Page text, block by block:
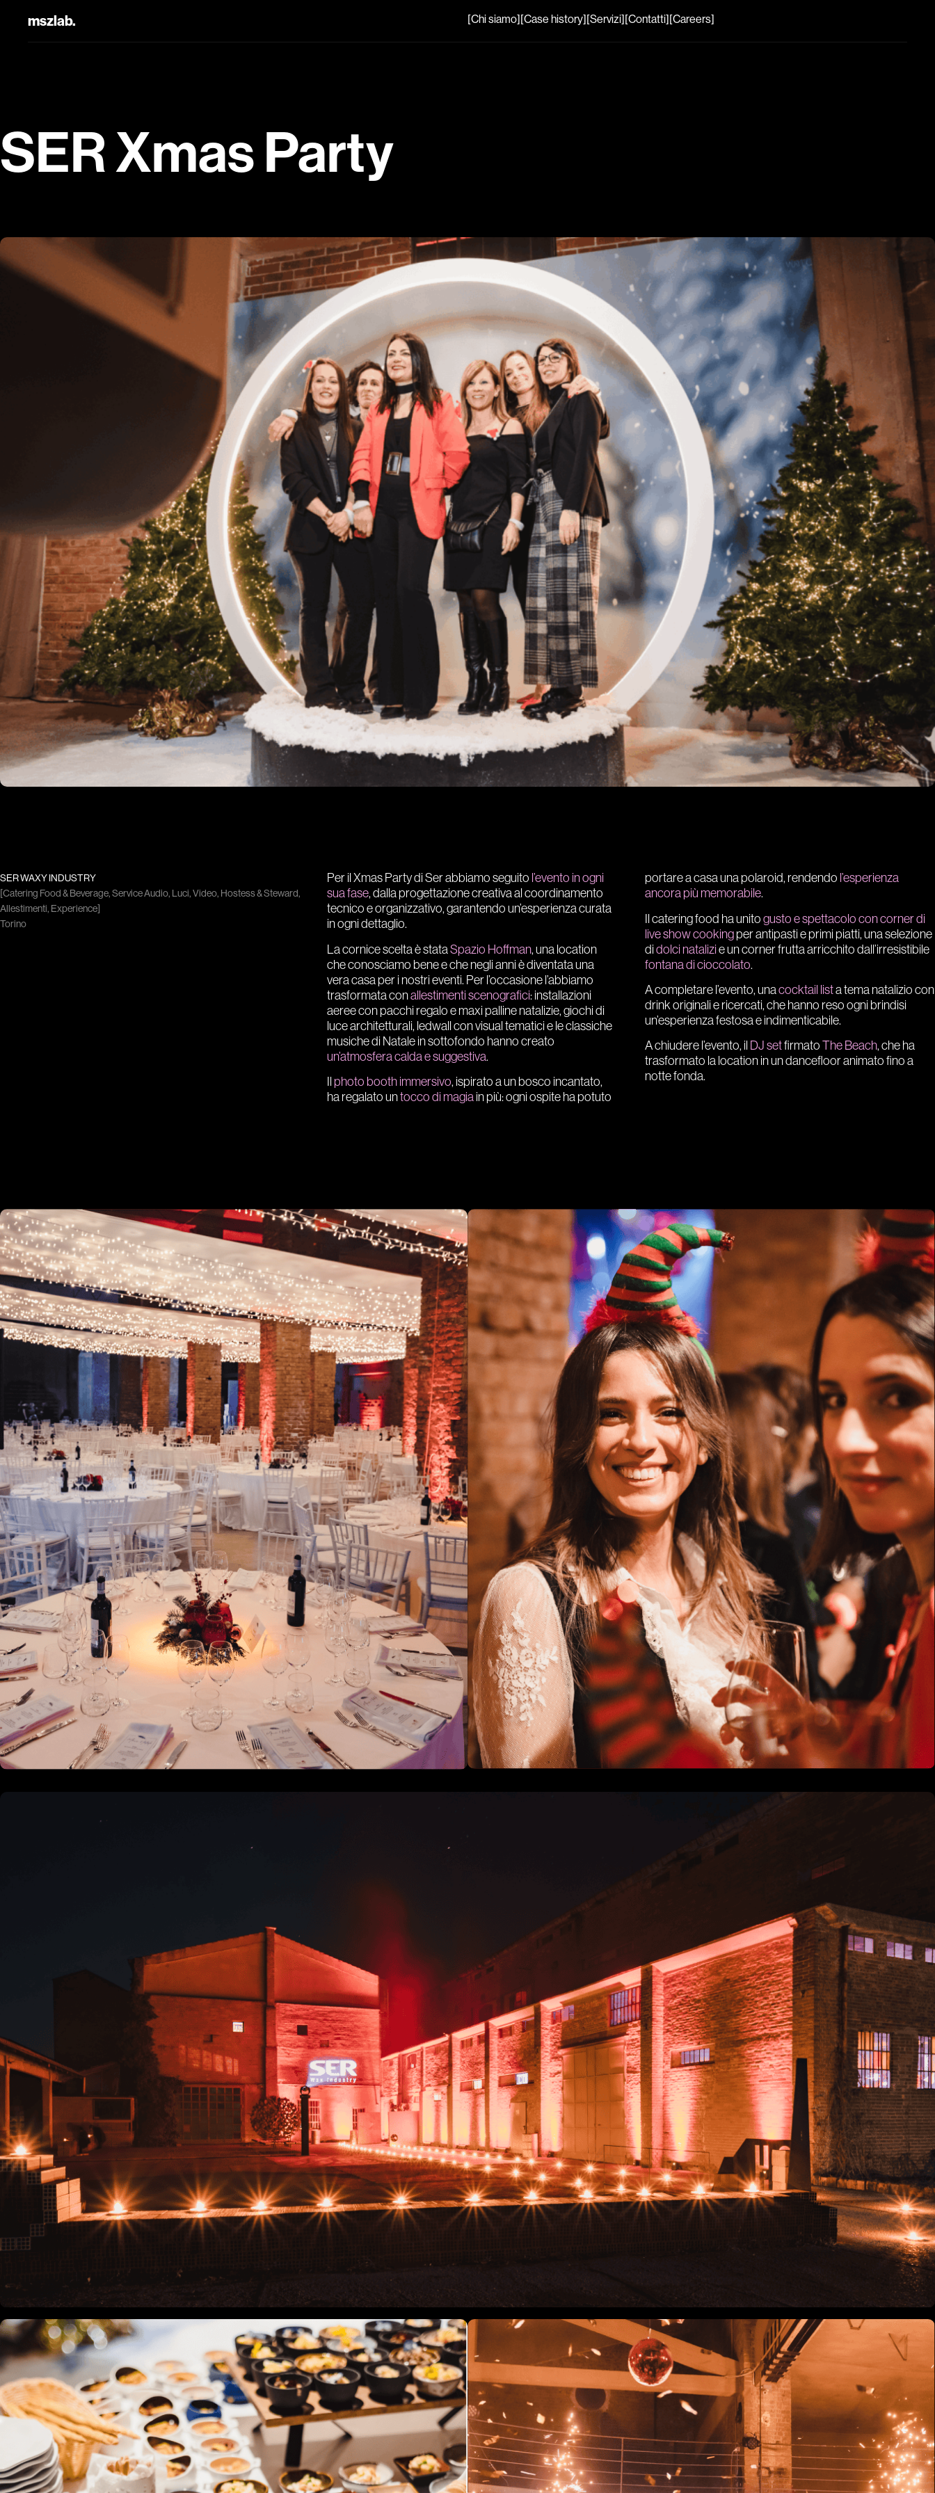
mszlab. [Chi siamo][Case history][Servizi][Contatti][Careers]
SER Xmas Party
SER WAXY INDUSTRY
[Catering Food & Beverage, Service Audio, Luci, Video, Hostess & Steward,
Allestimenti, Experience]
Torino
Per il Xmas Party di Ser abbiamo seguito l’evento in ogni
sua fase, dalla progettazione creativa al coordinamento
tecnico e organizzativo, garantendo un’esperienza curata
in ogni dettaglio.
La cornice scelta è stataSpazio Hoffman, una location
che conosciamo bene e che negli anni è diventata una
vera casa per i nostri eventi. Per l’occasione l’abbiamo
trasformata conallestimenti scenografici: installazioni
aeree con pacchi regalo e maxi palline natalizie, giochi di
luce architetturali, ledwall con visual tematici e le classiche
musiche di Natale in sottofondo hanno creato
un’atmosfera calda e suggestiva.
Il photo booth immersivo, ispirato a un bosco incantato,
ha regalato untocco di magia in più: ogni ospite ha potuto
portare a casa una polaroid, rendendo l’esperienza
ancora più memorabile.
Il catering food ha unitogusto e spettacolo con corner di
live show cooking per antipasti e primi piatti, una selezione
didolci natalizi e un corner frutta arricchito dall’irresistibile
fontana di cioccolato.
A completare l’evento, unacocktail lista tema natalizio con
drink originali e ricercati, che hanno reso ogni brindisi
un’esperienza festosa e indimenticabile.
A chiudere l’evento, il DJ setfirmatoThe Beach, che ha
trasformato la location in un dancefloor animato fino a
notte fonda.